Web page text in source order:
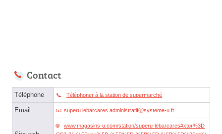
Contact
Téléphone Téléphoner à la station de supermarché
Email superu.lebarcares.administratifⓐsysteme-u.fr
www.magasins-u.com/station/superu-lebarcares#xtor%3D